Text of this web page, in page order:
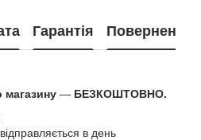
Гарантія Повернення
магазину — БЕЗКОШТОВНО.
в день